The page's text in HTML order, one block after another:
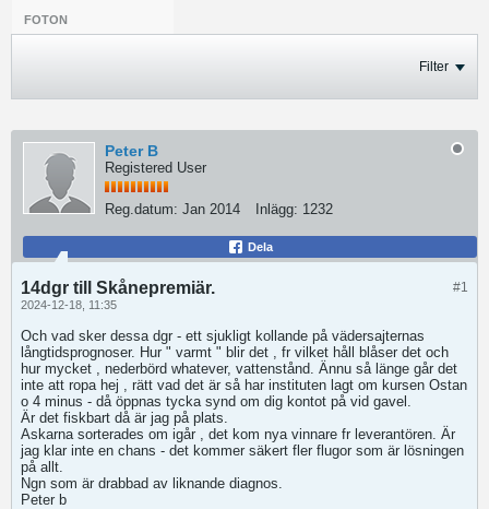
FOTON
Filter
Peter B
Registered User
Reg.datum: Jan 2014 Inlägg: 1232
Dela
#1
14dgr till Skånepremiär.
2024-12-18, 11:35
Och vad sker dessa dgr - ett sjukligt kollande på vädersajternas
långtidsprognoser. Hur " varmt " blir det , fr vilket håll blåser det och
hur mycket , nederbörd whatever, vattenstånd. Ännu så länge går det
inte att ropa hej , rätt vad det är så har instituten lagt om kursen Ostan
o 4 minus - då öppnas tycka synd om dig kontot på vid gavel.
Är det fiskbart då är jag på plats.
Askarna sorterades om igår , det kom nya vinnare fr leverantören. Är
jag klar inte en chans - det kommer säkert fler flugor som är lösningen
på allt.
Ngn som är drabbad av liknande diagnos.
Peter b